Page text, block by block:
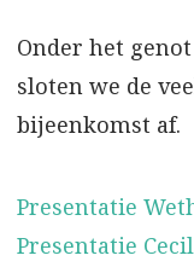
Onder het
sloten we de
bijeenkomst af.
Presentatie
Presentatie